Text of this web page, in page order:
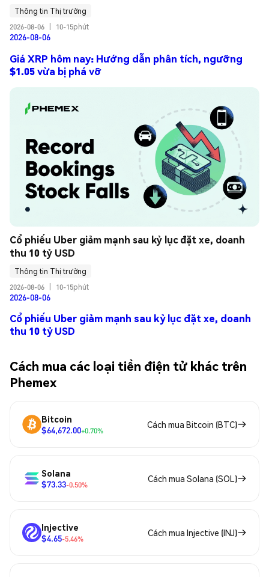
Thông tin Thị trường
2026-08-06
10-15phút
2026-08-06
Giá XRP hôm nay: Hướng dẫn phân tích, ngưỡng
$1.05 vừa bị phá vỡ
Cổ phiếu Uber giảm mạnh sau kỷ lục đặt xe, doanh
thu 10 tỷ USD
Thông tin Thị trường
2026-08-06
10-15phút
2026-08-06
Cổ phiếu Uber giảm mạnh sau kỷ lục đặt xe, doanh
thu 10 tỷ USD
Cách mua các loại tiền điện tử khác trên
Phemex
Bitcoin
$64,672.00+0.70%
Cách mua Bitcoin (BTC)
Solana
$73.33-0.50%
Cách mua Solana (SOL)
Injective
$4.65-5.46%
Cách mua Injective (INJ)